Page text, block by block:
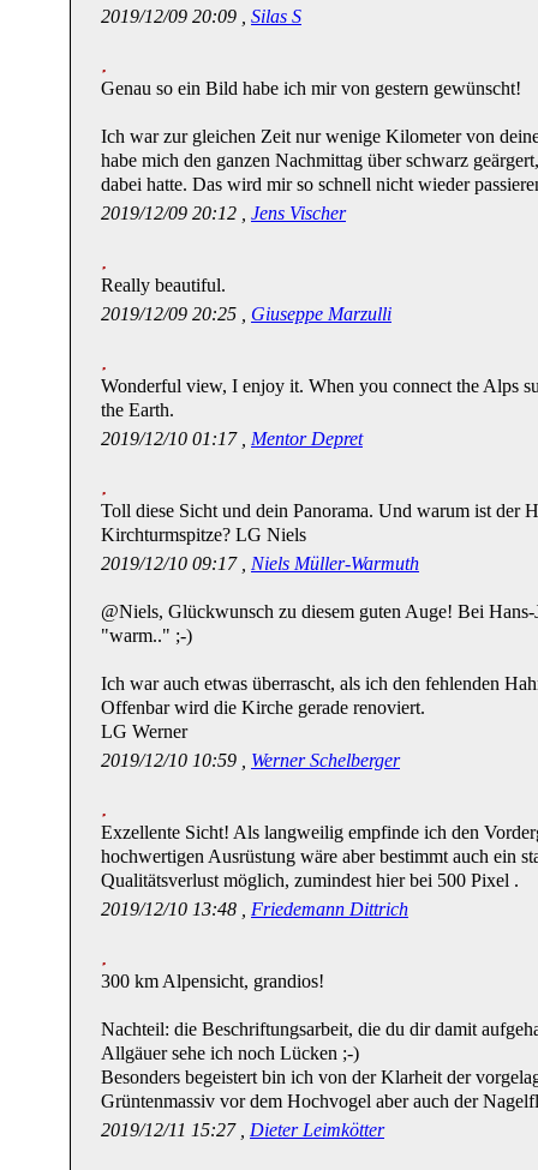
2019/12/09 20:09 , Silas S
Genau so ein Bild habe ich mir von gestern gewünscht!
Ich war zur gleichen Zeit nur wenige Kilometer von
habe mich den ganzen Nachmittag über schwarz
dabei hatte. Das wird mir so schnell nicht wieder
2019/12/09 20:12 , Jens Vischer
Really beautiful.
2019/12/09 20:25 , Giuseppe Marzulli
Wonderful view, I enjoy it. When you connect the Alps
the Earth.
2019/12/10 01:17 , Mentor Depret
Toll diese Sicht und dein Panorama. Und warum ist der
Kirchturmspitze? LG Niels
2019/12/10 09:17 , Niels Müller-Warmuth
@Niels, Glückwunsch zu diesem guten Auge! Bei
"warm.." ;-)
Ich war auch etwas überrascht, als ich den fehlenden
Offenbar wird die Kirche gerade renoviert.
LG Werner
2019/12/10 10:59 , Werner Schelberger
Exzellente Sicht! Als langweilig empfinde ich den
hochwertigen Ausrüstung wäre aber bestimmt auch ein
Qualitätsverlust möglich, zumindest hier bei 500 Pixel .
2019/12/10 13:48 , Friedemann Dittrich
300 km Alpensicht, grandios!
Nachteil: die Beschriftungsarbeit, die du dir damit
Allgäuer sehe ich noch Lücken ;-)
Besonders begeistert bin ich von der Klarheit der
Grüntenmassiv vor dem Hochvogel aber auch der
2019/12/11 15:27 , Dieter Leimkötter